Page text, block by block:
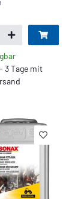
3 Tage mit